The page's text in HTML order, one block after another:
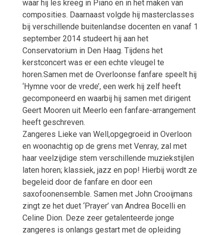
waar hij les kreeg in Piano en in het maken van
composities. Daarnaast volgde hij masterclasses
bij verschillende buitenlandse docenten en vanaf 1
september 2014 studeert hij aan het
Conservatorium in Den Haag. Tijdens het
kerstconcert was er een echte vleugel te
horen.Samen met de Overloonse fanfare speelt hij
‘Hymne voor de vrede’, een werk hij zelf heeft
gecomponeerd en waarbij hij samen met dirigent
Geert Mooren uit Meerlo een fanfare-arrangement
heeft geschreven.
Zangeres Lieke van Well,opgegroeid in Overloon
en woonachtig op de grens met Venray, zal met
haar veelzijdige stem verschillende muziekstijlen
laten horen; klassiek, jazz en pop! Hierbij wordt ze
begeleid door de fanfare en door een
saxofoonensemble. Samen met John Crooijmans
zingt ze het duet ‘Prayer’ van Andrea Bocelli en
Celine Dion. Deze zeer getalenteerde jonge
zangeres is onlangs gestart met de opleiding